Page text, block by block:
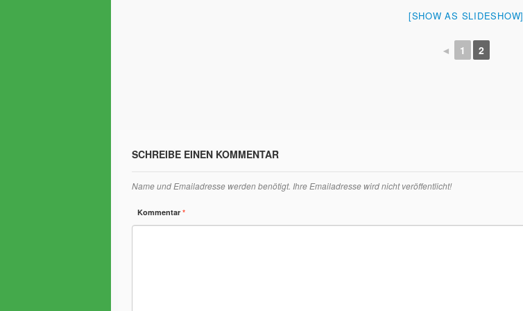
[SHOW AS SLIDESHOW]
◄ 1 2
SCHREIBE EINEN KOMMENTAR
Name und Emailadresse werden benötigt. Ihre Emailadresse wird nicht veröffentlicht!
Kommentar*